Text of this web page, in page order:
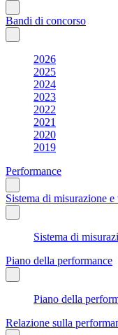
Bandi di concorso
2026
2025
2024
2023
2022
2021
2020
2019
Performance
Sistema di misurazione
Sistema di
Piano della performance
Piano della
Relazione sulla